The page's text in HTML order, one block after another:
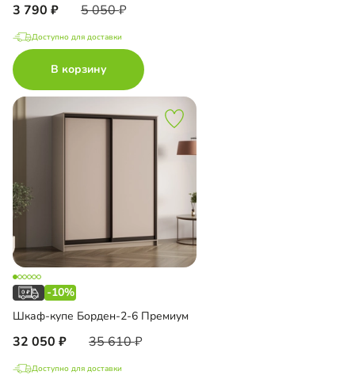
3 790 5 050
Доступно для доставки
В корзину
-10%
Шкаф-купе Борден-2-6 Премиум
32 050 35 610
Доступно для доставки